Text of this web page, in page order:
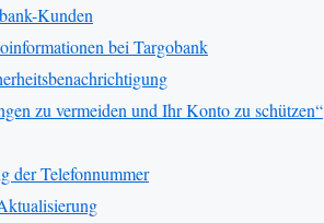
Kunden
bei Targobank
zu vermeiden und Ihr Konto zu schützen“
der Telefonnummer